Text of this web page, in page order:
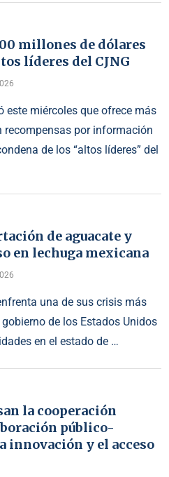
millones de dólares
líderes del CJNG
este miércoles que ofrece más
recompensas por información
de los “altos líderes” del
de aguacate y
en lechuga mexicana
una de sus crisis más
de los Estados Unidos
en el estado de …
la cooperación
público-
innovación y el acceso